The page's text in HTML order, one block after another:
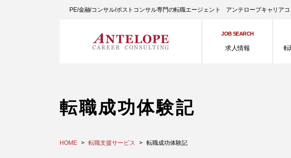
PE/金融/コンサル/ポストコンサル専門の転職エージェント アンテロープキャリア
JOB SEARCH
求人情報 転
転職成功体験記
HOME 転職支援サービス 転職成功体験記